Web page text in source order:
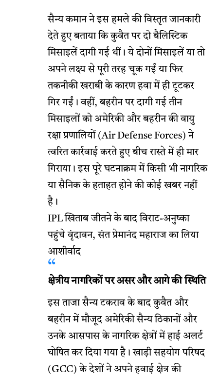
सैन्य कमान ने इस हमले की विस्तृत जानकारी
देते हुए बताया कि कुवैत पर दो बैलिस्टिक
मिसाइलें दागी गई थीं। ये दोनों मिसाइलें या तो
अपने लक्ष्य से पूरी तरह चूक गईं या फिर
तकनीकी खराबी के कारण हवा में ही टूटकर
गिर गईं। वहीं, बहरीन पर दागी गई तीन
मिसाइलों को अमेरिकी और बहरीन की वायु
रक्षा प्रणालियों (Air Defense Forces) ने
त्वरित कार्रवाई करते हुए बीच रास्ते में ही मार
गिराया। इस पूरे घटनाक्रम में किसी भी नागरिक
या सैनिक के हताहत होने की कोई खबर नहीं
है।
IPL खिताब जीतने के बाद विराट-अनुष्का
पहुंचे वृंदावन, संत प्रेमानंद महाराज का लिया
आशीर्वाद
क्षेत्रीय नागरिकों पर असर और आगे की स्थिति
इस ताजा सैन्य टकराव के बाद कुवैत और
बहरीन में मौजूद अमेरिकी सैन्य ठिकानों और
उनके आसपास के नागरिक क्षेत्रों में हाई अलर्ट
घोषित कर दिया गया है। खाड़ी सहयोग परिषद
(GCC) के देशों ने अपने हवाई क्षेत्र की